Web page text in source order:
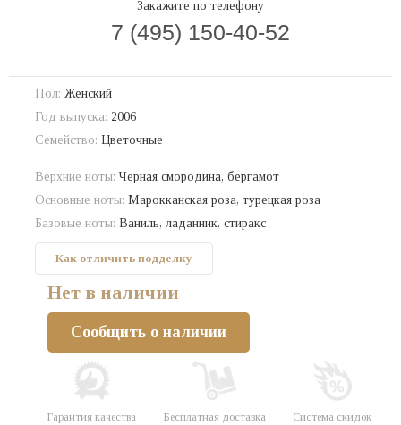
Закажите по телефону
7 (495) 150-40-52
Как отличить подделку
Пол: Женский
Год выпуска: 2006
Семейство: Цветочные
Верхние ноты: Черная смородина, бергамот
Основные ноты: Марокканская роза, турецкая роза
Базовые ноты: Ваниль, ладанник, стиракс
Нет в наличии
Сообщить о наличии
Гарантия качества Бесплатная доставка Система скидок